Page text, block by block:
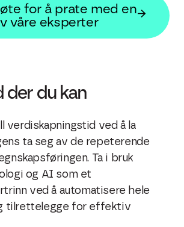
for å prate med en
våre eksperter
der du kan
verdiskapningstid ved å la
ta seg av de repeterende
Ta i bruk
og AI som et
ved å automatisere hele
tilrettelegge for effektiv